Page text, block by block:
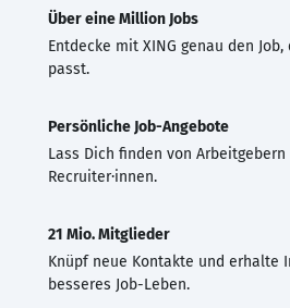
Über eine Million Jobs
Entdecke mit XING genau den
passt.
Persönliche Job-Angebote
Lass Dich finden von
Recruiter·innen.
21 Mio. Mitglieder
Knüpf neue Kontakte und erhalte
besseres Job-Leben.